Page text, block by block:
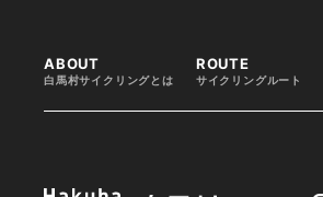
ABOUT
白馬村サイクリングとは
ROUTE
サイクリングルート